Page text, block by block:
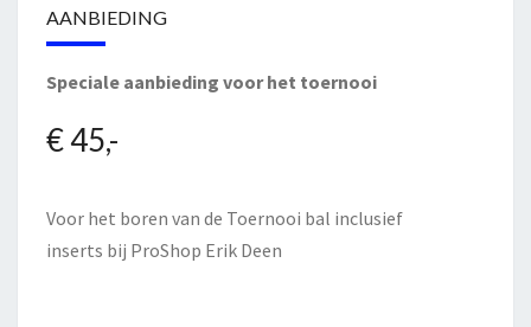
AANBIEDING
Speciale aanbieding voor het toernooi
€ 45,-
Voor het boren van de Toernooi bal inclusief
inserts bij ProShop Erik Deen